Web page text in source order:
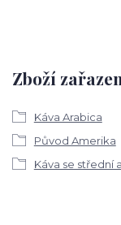
Zboží
Káva Arabica
Původ Amerika
Káva se střední